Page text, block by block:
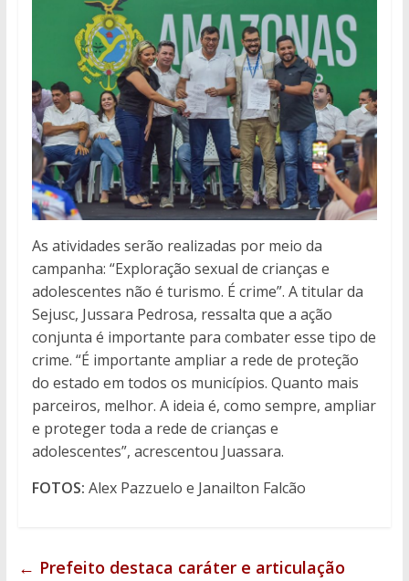
As atividades serão realizadas por meio da
campanha: “Exploração sexual de crianças e
adolescentes não é turismo. É crime”. A titular da
Sejusc, Jussara Pedrosa, ressalta que a ação
conjunta é importante para combater esse tipo de
crime. “É importante ampliar a rede de proteção
do estado em todos os municípios. Quanto mais
parceiros, melhor. A ideia é, como sempre, ampliar
e proteger toda a rede de crianças e
adolescentes”, acrescentou Juassara.
FOTOS: Alex Pazzuelo e Janailton Falcão
← Prefeito destaca caráter e articulação